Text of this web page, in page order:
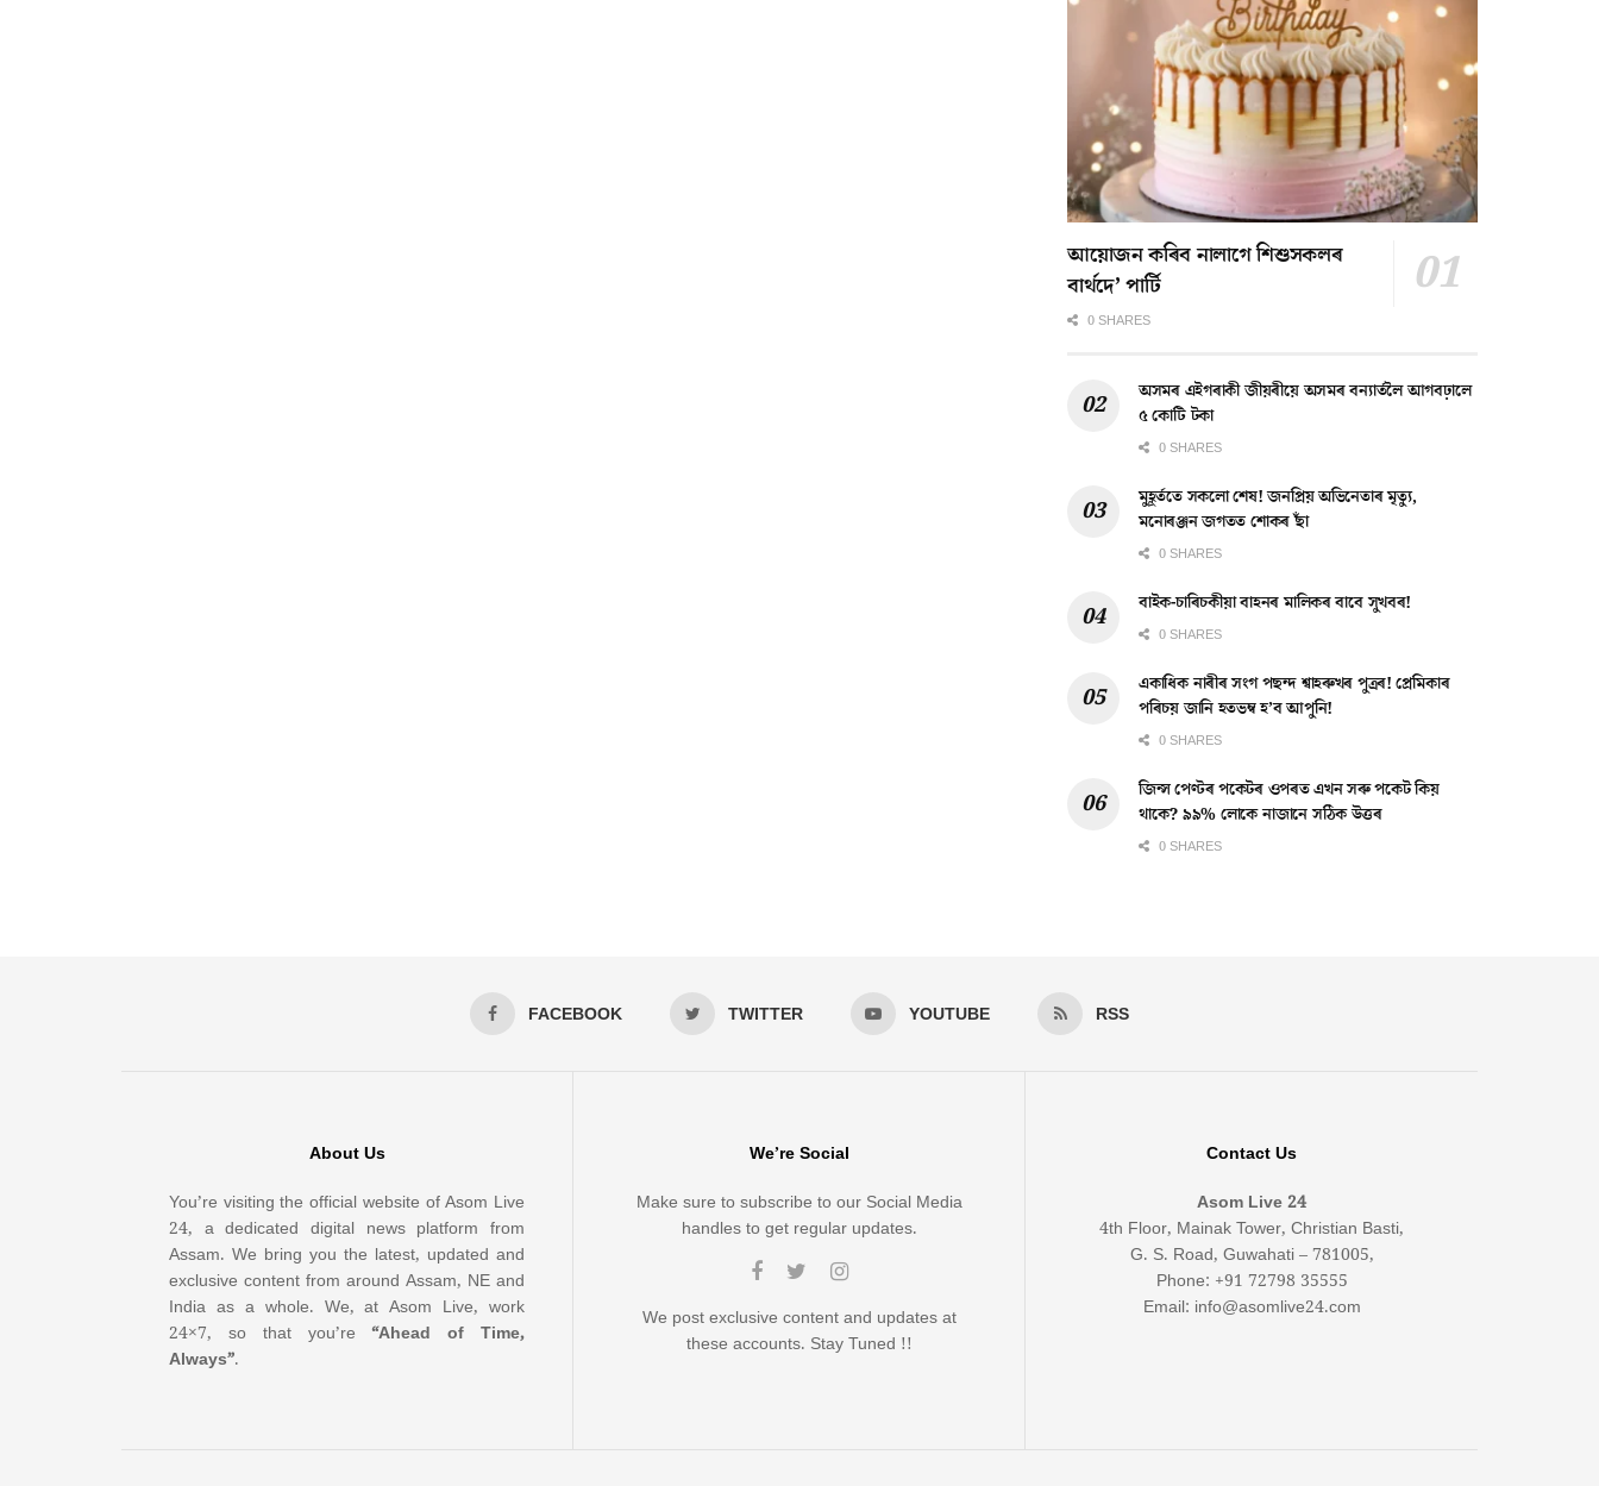
আয়োজন কৰিব নালাগে শিশুসকলৰ
বাৰ্থদে’ পাৰ্টি
0 SHARES
অসমৰ এইগৰাকী জীয়ৰীয়ে অসমৰ বন্যাৰ্তলৈ আগবঢ়ালে
৫ কোটি টকা
0 SHARES
মুহূৰ্ততে সকলো শেষ! জনপ্ৰিয় অভিনেতাৰ মৃত্যু,
মনোৰঞ্জন জগতত শোকৰ ছাঁ
0 SHARES
বাইক-চাৰিচকীয়া বাহনৰ মালিকৰ বাবে সুখবৰ!
0 SHARES
একাধিক নাৰীৰ সংগ পছন্দ শ্বাহৰুখৰ পুত্ৰৰ! প্ৰেমিকাৰ
পৰিচয় জানি হতভম্ব হ’ব আপুনি!
0 SHARES
জিন্স পেণ্টৰ পকেটৰ ওপৰত এখন সৰু পকেট কিয়
থাকে? ৯৯% লোকে নাজানে সঠিক উত্তৰ
0 SHARES
FACEBOOK TWITTER YOUTUBE RSS
About Us
You’re visiting the official website of Asom Live
24, a dedicated digital news platform from
Assam. We bring you the latest, updated and
exclusive content from around Assam, NE and
India as a whole. We, at Asom Live, work
24×7, so that you’re“Ahead of Time,
Always”.
We’re Social
Make sure to subscribe to our Social Media
handles to get regular updates.
We post exclusive content and updates at
these accounts. Stay Tuned !!
Contact Us
Asom Live 24
4th Floor, Mainak Tower, Christian Basti,
G. S. Road, Guwahati – 781005,
Phone: +91 72798 35555
Email: info@asomlive24.com